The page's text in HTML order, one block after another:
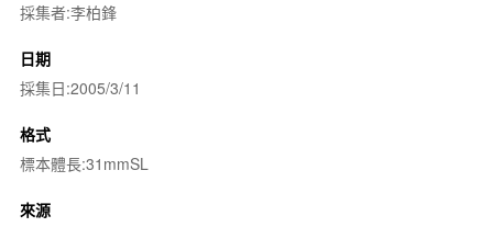
採集者:李柏鋒
日期
採集日:2005/3/11
格式
標本體長:31mmSL
來源